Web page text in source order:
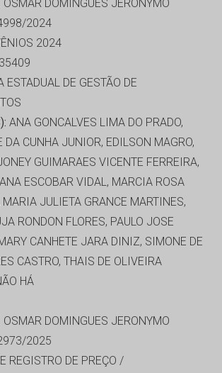
OSMAR DOMINGUES JERONYMO
2024
2024
ESTADUAL DE GESTÃO DE
ANA GONCALVES LIMA DO PRADO,
CUNHA JUNIOR, EDILSON MAGRO,
GUIMARAES VICENTE FERREIRA,
ESCOBAR VIDAL, MARCIA ROSA
MARIA JULIETA GRANCE MARTINES,
RONDON FLORES, PAULO JOSE
CANHETE JARA DINIZ, SIMONE DE
CASTRO, THAIS DE OLIVEIRA
HÁ
OSMAR DOMINGUES JERONYMO
2025
REGISTRO DE PREÇO /